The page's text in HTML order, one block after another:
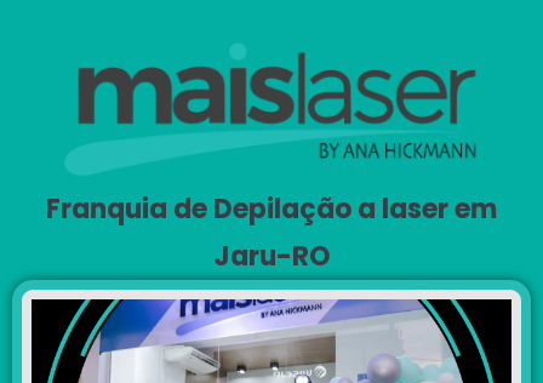
Franquia de Depilação a laser em
Jaru-RO